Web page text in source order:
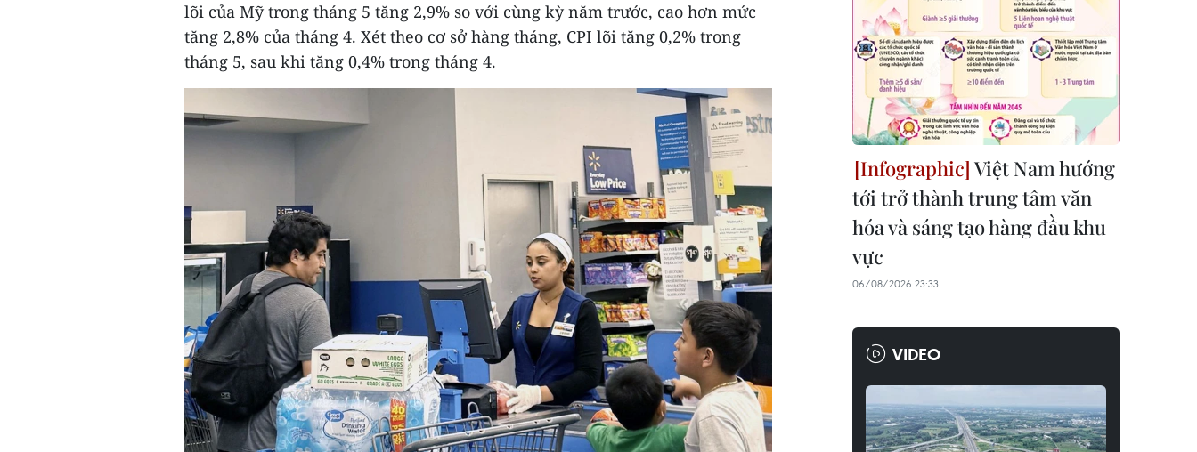
lõi của Mỹ trong tháng 5 tăng 2,9% so với cùng kỳ năm trước, cao hơn mức
tăng 2,8% của tháng 4. Xét theo cơ sở hàng tháng, CPI lõi tăng 0,2% trong
tháng 5, sau khi tăng 0,4% trong tháng 4.
Việt Nam hướng
tới trở thành trung tâm văn
hóa và sáng tạo hàng đầu khu
vực
06/08/2026 23:33
VIDEO